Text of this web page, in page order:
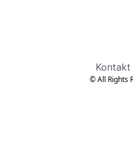
Kontakt
© All Rights